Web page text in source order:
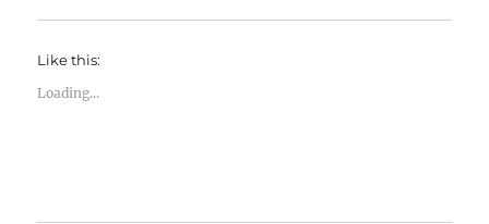
Like this:
Loading...